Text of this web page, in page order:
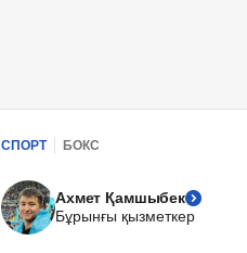
СПОРТ БОКС
Ахмет Қамшыбек
Бұрынғы қызметкер